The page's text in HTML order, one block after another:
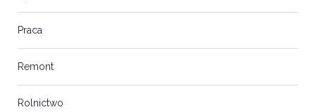
Praca
Remont
Rolnictwo